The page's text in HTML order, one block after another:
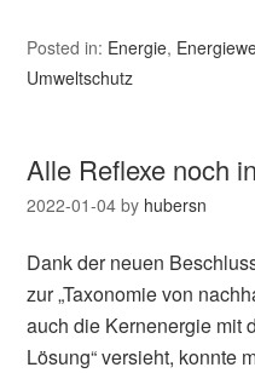
Posted in: Energie,
Umweltschutz
Alle Reflexe noch
2022-01-04 by hubersn
Dank der neuen
zur „Taxonomie von
auch die Kernenergie mit
Lösung“ versieht, konnte